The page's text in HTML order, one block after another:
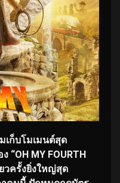
เก็บโมเมนต์สุด
“OH MY FOURTH
ยวครั้งยิ่งใหญ่สุด